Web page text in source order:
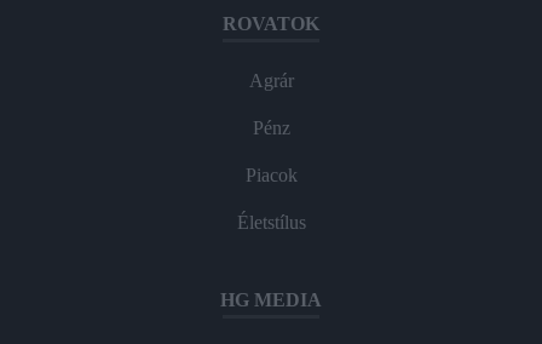
ROVATOK
Agrár
Pénz
Piacok
Életstílus
HG MEDIA